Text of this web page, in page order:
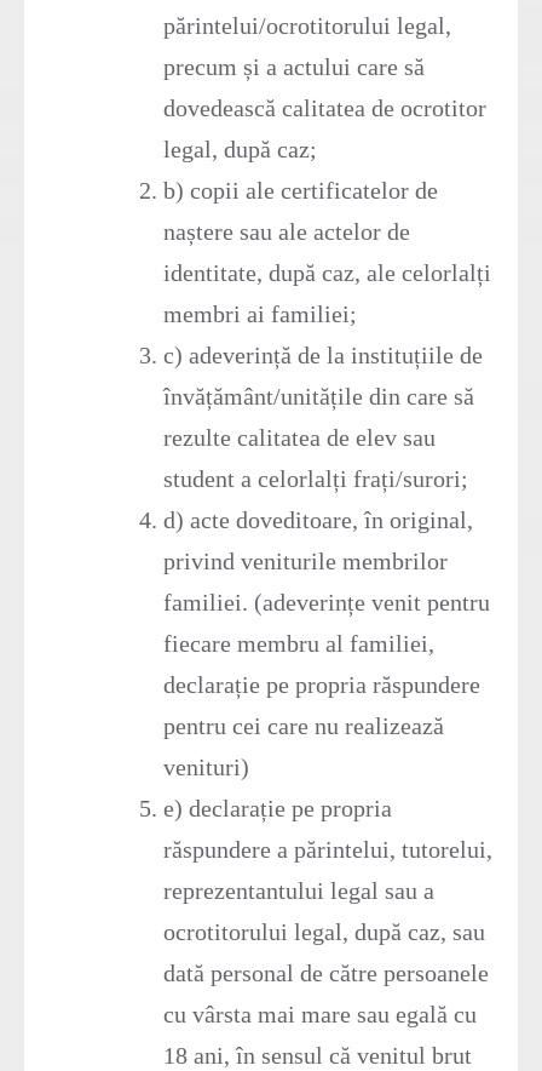
părintelui/ocrotitorului legal,
precum și a actului care să
dovedească calitatea de ocrotitor
legal, după caz;
b) copii ale certificatelor de
naștere sau ale actelor de
identitate, după caz, ale celorlalți
membri ai familiei;
c) adeverință de la instituțiile de
învățământ/unitățile din care să
rezulte calitatea de elev sau
student a celorlalți frați/surori;
d) acte doveditoare, în original,
privind veniturile membrilor
familiei. (adeverințe venit pentru
fiecare membru al familiei,
declarație pe propria răspundere
pentru cei care nu realizează
venituri)
e) declarație pe propria
răspundere a părintelui, tutorelui,
reprezentantului legal sau a
ocrotitorului legal, după caz, sau
dată personal de către persoanele
cu vârsta mai mare sau egală cu
18 ani, în sensul că venitul brut